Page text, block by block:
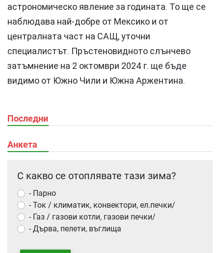
астрономическо явление за годината. То ще се
наблюдава най-добре от Мексико и от
централната част на САЩ, уточни
специалистът. Пръстеновидното слънчево
затъмнение на 2 октомври 2024 г. ще бъде
видимо от Южно Чили и Южна Аржентина.
Последни
Анкета
С какво се отоплявате тази зима?
- Парно
- Ток / климатик, конвектори, ел.печки/
- Газ / газови котли, газови печки/
- Дърва, пелети, въглища